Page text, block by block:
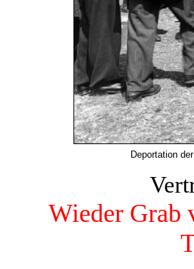
Deportation
Wieder Grab